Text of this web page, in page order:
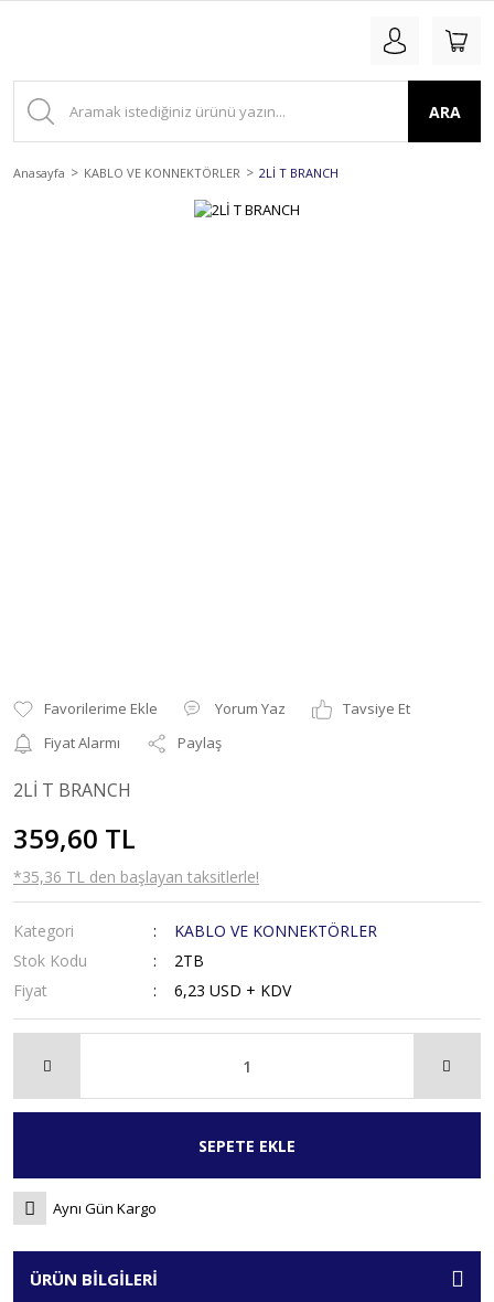
ARA
Anasayfa KABLO VE KONNEKTÖRLER 2Lİ T BRANCH
Yorum Yaz
Tavsiye Et
Fiyat Alarmı
Paylaş
2Lİ T BRANCH
359,60 TL
*35,36 TL den başlayan taksitlerle!
Kategori
KABLO VE KONNEKTÖRLER
Stok Kodu
2TB
Fiyat
6,23 USD + KDV
SEPETE EKLE
Aynı Gün Kargo
ÜRÜN BİLGİLERİ